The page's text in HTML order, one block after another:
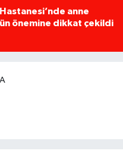
anne
önemine dikkat çekildi